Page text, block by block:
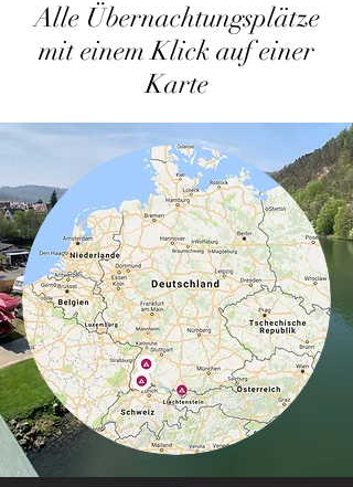
Alle Übernachtungsplätze
mit einem Klick auf einer
Karte